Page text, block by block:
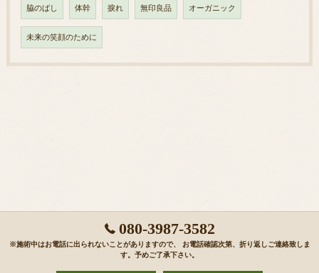
脇のばし 体幹 捩れ 無印良品 オーガニック
未来の笑顔のために
080-3987-3582
※施術中はお電話に出られないことがありますので、 お電話確認次第、折り返しご連絡致しま
す。予めご了承下さい。